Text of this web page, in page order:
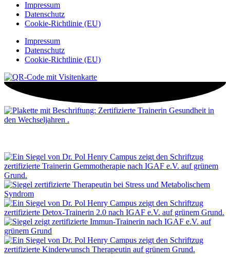
Impressum
Datenschutz
Cookie-Richtlinie (EU)
Impressum
Datenschutz
Cookie-Richtlinie (EU)